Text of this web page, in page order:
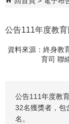
公告111年度教
資料來源：終身教
育司 聯
公告111年度教
32名獲獎者，包
名。